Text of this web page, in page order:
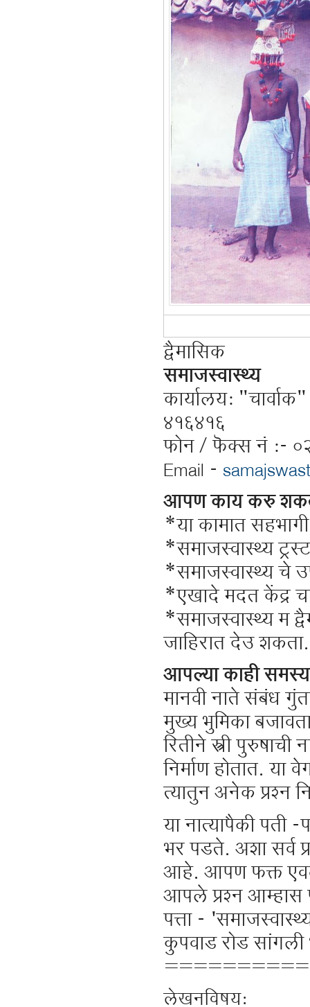
द्वैमासिक
समाजस्वास्थ्य
कार्यालय:
४१६४१६
फोन / फॆक्स नं :-
Email -
आपण काय करु
*या कामात
*समाजस्वास्थ्य
*समाजस्वास्थ्य चे
*एखादे मदत केंद्र
*समाजस्वास्थ्य म
जाहिरात देउ शकता.
आपल्या काही
मानवी नाते संबंध
मुख्य भुमिका
रितीने स्त्री
निर्माण होतात.
त्यातुन अनेक प्रश्न
या नात्यापैकी पती -
भर पडते. अशा सर्व
आहे. आपण फक्त
आपले प्रश्न आम्हास
पत्ता -
कुपवाड रोड
लेखनविषय: